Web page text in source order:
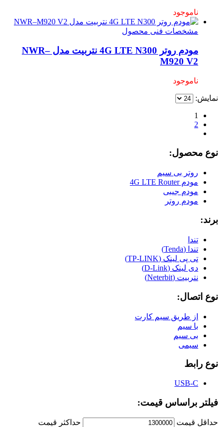
ناموجود
مشخصات فنی محصول
مودم روتر 4G LTE N300 نتربیت مدل NWR–
M920 V2
ناموجود
نمایش:
1
2
نوع محصول:
روتر بی سیم
مودم 4G LTE Router
مودم جیبی
مودم روتر
برند:
تندا
تندا (Tenda)
تی پی لینک (TP-LINK)
دی لینک (D-Link)
نتربیت (Neterbit)
نوع اتصال:
از طریق سیم کارت
با سیم
بی سیم
سیمی
نوع رابط
USB-C
فیلتر براساس قیمت:
حداقل قیمت حداكثر قيمت